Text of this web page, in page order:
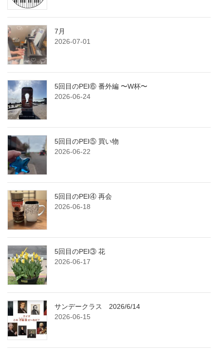
7月
2026-07-01
5回目のPEI⑥ 番外編 〜W杯〜
2026-06-24
5回目のPEI⑤ 買い物
2026-06-22
5回目のPEI④ 再会
2026-06-18
5回目のPEI③ 花
2026-06-17
サンデークラス 2026/6/14
2026-06-15